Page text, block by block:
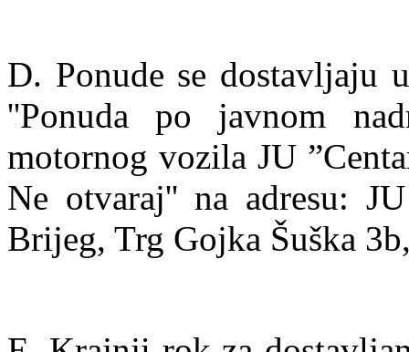
D. Ponude se dostavljaju
''Ponuda po javnom
motornog vozila JU
Ne otvaraj'' na adresu:
Brijeg, Trg Gojka Šuška